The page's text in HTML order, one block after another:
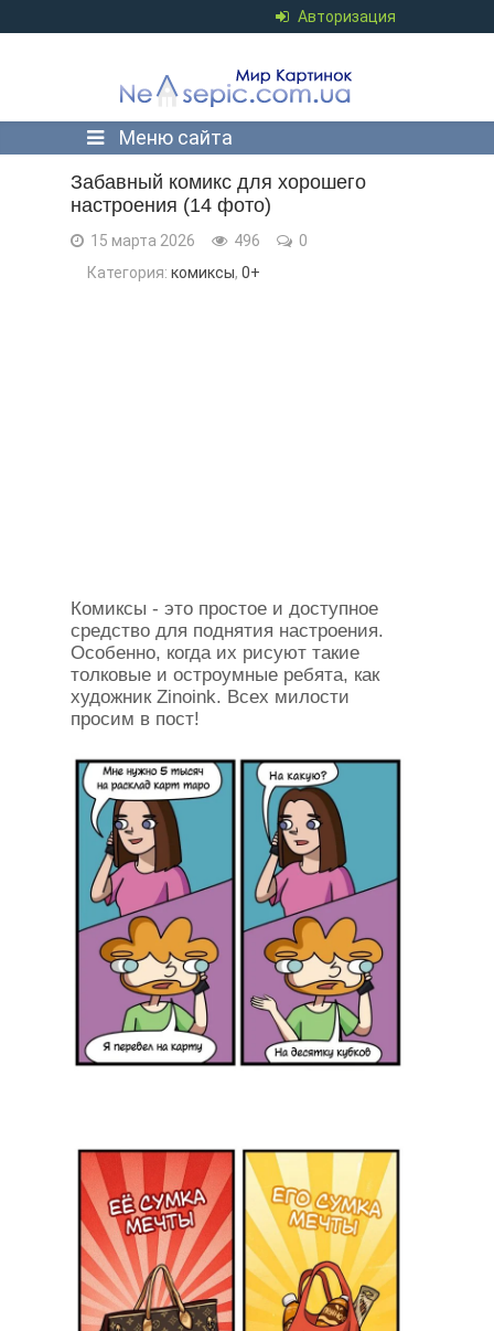
Авторизация
Меню сайта
Забавный комикс для хорошего
настроения (14 фото)
15 марта 2026 496
0
Категория: комиксы, 0+
Комиксы - это простое и доступное
средство для поднятия настроения.
Особенно, когда их рисуют такие
толковые и остроумные ребята, как
художник Zinoink. Всех милости
просим в пост!